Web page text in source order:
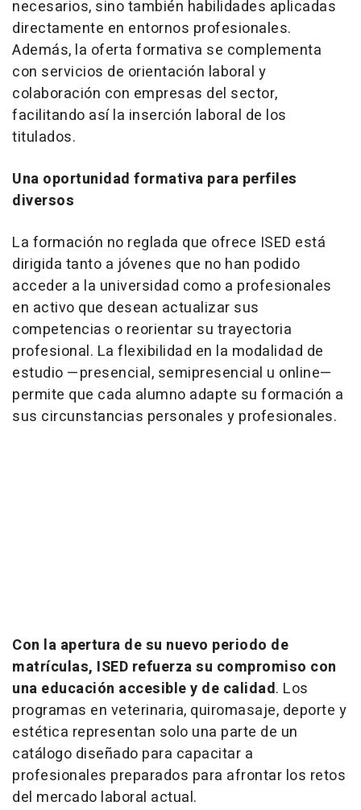
necesarios, sino también habilidades aplicadas
directamente en entornos profesionales.
Además, la oferta formativa se complementa
con servicios de orientación laboral y
colaboración con empresas del sector,
facilitando así la inserción laboral de los
titulados.
Una oportunidad formativa para perfiles
diversos
La formación no reglada que ofrece ISED está
dirigida tanto a jóvenes que no han podido
acceder a la universidad como a profesionales
en activo que desean actualizar sus
competencias o reorientar su trayectoria
profesional. La flexibilidad en la modalidad de
estudio —presencial, semipresencial u online—
permite que cada alumno adapte su formación a
sus circunstancias personales y profesionales.
Con la apertura de su nuevo periodo de
matrículas, ISED refuerza su compromiso con
una educación accesible y de calidad. Los
programas en veterinaria, quiromasaje, deporte y
estética representan solo una parte de un
catálogo diseñado para capacitar a
profesionales preparados para afrontar los retos
del mercado laboral actual.